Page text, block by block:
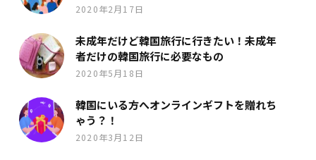
2020年2月17日
未成年だけど韓国旅行に行きたい！未成年
者だけの韓国旅行に必要なもの
2020年5月18日
韓国にいる方へオンラインギフトを贈れち
ゃう？！
2020年3月12日